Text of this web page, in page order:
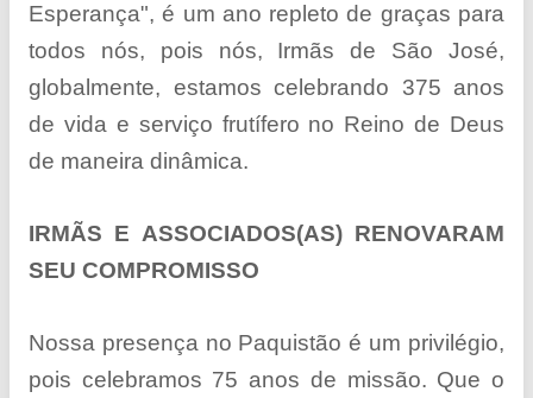
Esperança", é um ano repleto de graças para
todos nós, pois nós, Irmãs de São José,
globalmente, estamos celebrando 375 anos
de vida e serviço frutífero no Reino de Deus
de maneira dinâmica.
IRMÃS E ASSOCIADOS(AS) RENOVARAM
SEU COMPROMISSO
Nossa presença no Paquistão é um privilégio,
pois celebramos 75 anos de missão. Que o